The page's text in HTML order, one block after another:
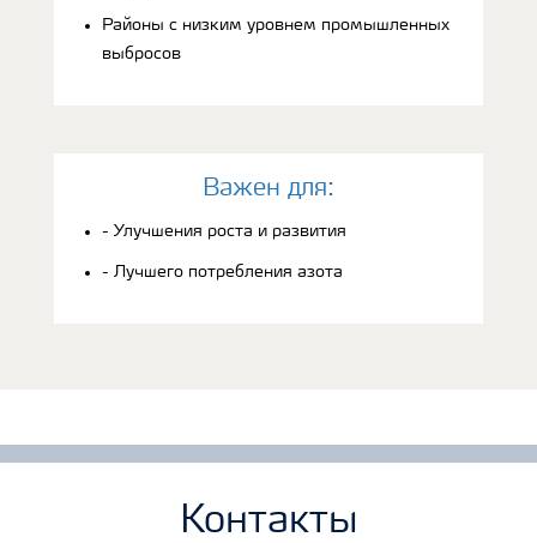
Районы с низким уровнем промышленных
выбросов
Bажен для:
- Улучшения роста и развития
- Лучшего потребления азота
Контакты